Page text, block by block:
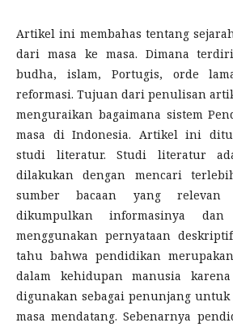
Artikel ini membahas tentang
dari masa ke masa. Dimana
budha, islam, Portugis, orde
reformasi. Tujuan dari penulisan
menguraikan bagaimana sistem
masa di Indonesia. Artikel ini
studi literatur. Studi literatur
dilakukan dengan mencari
sumber bacaan yang relevan
dikumpulkan informasinya
menggunakan pernyataan
tahu bahwa pendidikan
dalam kehidupan manusia
digunakan sebagai penunjang
masa mendatang. Sebenarnya